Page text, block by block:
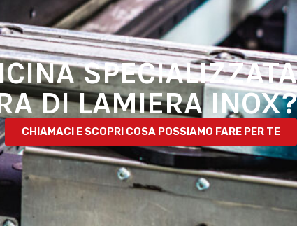
SPECIALIZZATA
DI LAMIERA INOX?
CHIAMACI E SCOPRI COSA POSSIAMO FARE PER TE